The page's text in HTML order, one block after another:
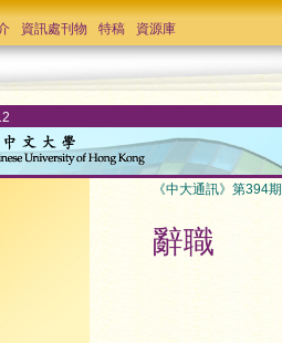
資訊處刊物 特稿 資源庫
《中大通訊》第394期
辭職